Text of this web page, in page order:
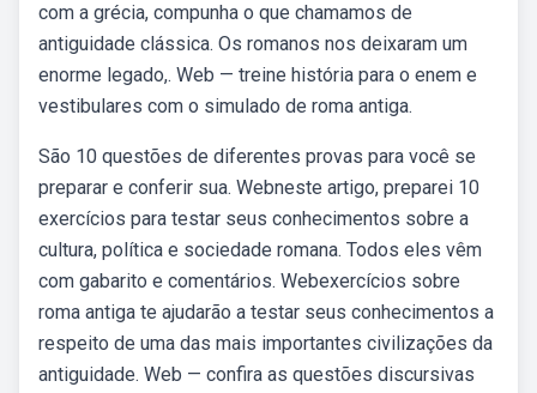
com a grécia, compunha o que chamamos de
antiguidade clássica. Os romanos nos deixaram um
enorme legado,. Web — treine história para o enem e
vestibulares com o simulado de roma antiga.
São 10 questões de diferentes provas para você se
preparar e conferir sua. Webneste artigo, preparei 10
exercícios para testar seus conhecimentos sobre a
cultura, política e sociedade romana. Todos eles vêm
com gabarito e comentários. Webexercícios sobre
roma antiga te ajudarão a testar seus conhecimentos a
respeito de uma das mais importantes civilizações da
antiguidade. Web — confira as questões discursivas